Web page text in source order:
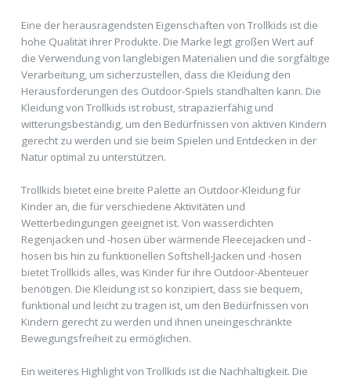
Eine der herausragendsten Eigenschaften von Trollkids ist die
hohe Qualität ihrer Produkte. Die Marke legt großen Wert auf
die Verwendung von langlebigen Materialien und die sorgfältige
Verarbeitung, um sicherzustellen, dass die Kleidung den
Herausforderungen des Outdoor-Spiels standhalten kann. Die
Kleidung von Trollkids ist robust, strapazierfähig und
witterungsbeständig, um den Bedürfnissen von aktiven Kindern
gerecht zu werden und sie beim Spielen und Entdecken in der
Natur optimal zu unterstützen.
Trollkids bietet eine breite Palette an Outdoor-Kleidung für
Kinder an, die für verschiedene Aktivitäten und
Wetterbedingungen geeignet ist. Von wasserdichten
Regenjacken und -hosen über wärmende Fleecejacken und -
hosen bis hin zu funktionellen Softshell-Jacken und -hosen
bietet Trollkids alles, was Kinder für ihre Outdoor-Abenteuer
benötigen. Die Kleidung ist so konzipiert, dass sie bequem,
funktional und leicht zu tragen ist, um den Bedürfnissen von
Kindern gerecht zu werden und ihnen uneingeschränkte
Bewegungsfreiheit zu ermöglichen.
Ein weiteres Highlight von Trollkids ist die Nachhaltigkeit. Die